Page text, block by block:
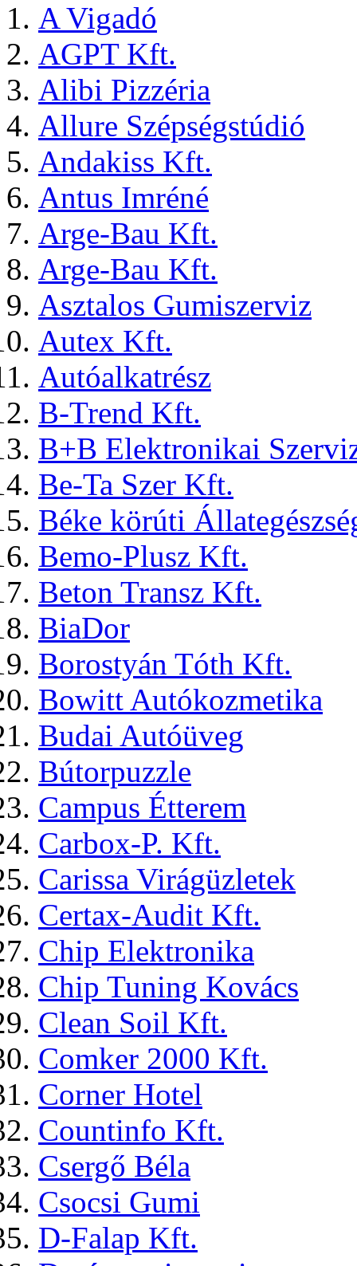
A Vigadó
AGPT Kft.
Alibi Pizzéria
Allure Szépségstúdió
Andakiss Kft.
Antus Imréné
Arge-Bau Kft.
Arge-Bau Kft.
Asztalos Gumiszerviz
Autex Kft.
Autóalkatrész
B-Trend Kft.
B+B Elektronikai
Be-Ta Szer Kft.
Béke körúti
Bemo-Plusz Kft.
Beton Transz Kft.
BiaDor
Borostyán Tóth Kft.
Bowitt Autókozmetika
Budai Autóüveg
Bútorpuzzle
Campus Étterem
Carbox-P. Kft.
Carissa Virágüzletek
Certax-Audit Kft.
Chip Elektronika
Chip Tuning Kovács
Clean Soil Kft.
Comker 2000 Kft.
Corner Hotel
Countinfo Kft.
Csergő Béla
Csocsi Gumi
D-Falap Kft.